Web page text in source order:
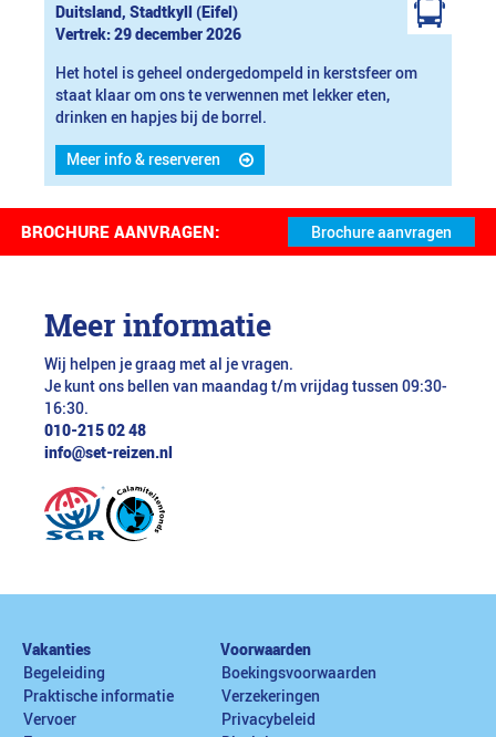
Duitsland, Stadtkyll (Eifel)
Vertrek: 29 december 2026
Het hotel is geheel ondergedompeld in kerstsfeer om
staat klaar om ons te verwennen met lekker eten,
drinken en hapjes bij de borrel.
Meer info & reserveren
BROCHURE AANVRAGEN:
Meer informatie
Wij helpen je graag met al je vragen.
Je kunt ons bellen van maandag t/m vrijdag tussen 09:30-
16:30.
010-215 02 48
info@set-reizen.nl
Vakanties
Begeleiding
Praktische informatie
Vervoer
Voorwaarden
Boekingsvoorwaarden
Verzekeringen
Privacybeleid